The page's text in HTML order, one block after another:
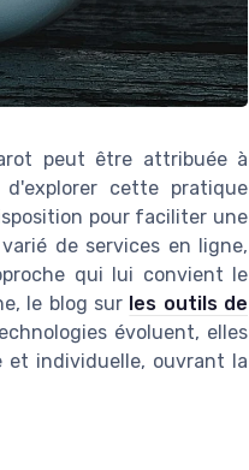
peut être attribuée à
cette pratique
pour faciliter une
de services en ligne,
qui lui convient le
le blog sur les outils de
évoluent, elles
individuelle, ouvrant la